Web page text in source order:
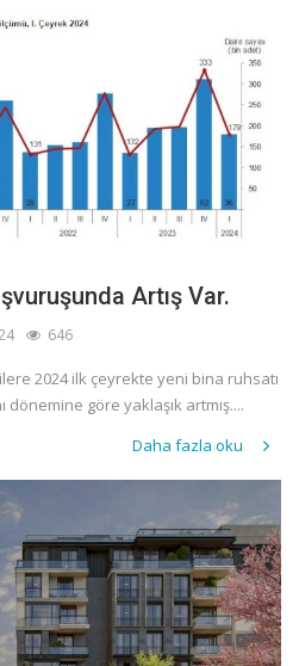
Artış Var.
646
2024 ilk çeyrekte yeni bina ruhsatı
dönemine göre yaklaşık artmış....
Daha fazla oku